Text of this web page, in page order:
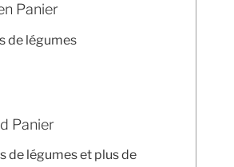
Panier
de légumes
Panier
de légumes et plus de